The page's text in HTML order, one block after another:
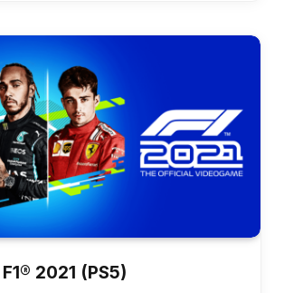
2021 (PS5)